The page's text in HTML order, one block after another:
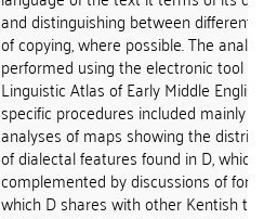
and distinguishing between different
of copying, where possible. The
performed using the electronic tool
Linguistic Atlas of Early Middle English,
specific procedures included mainly
analyses of maps showing the
of dialectal features found in D,
complemented by discussions of
which D shares with other Kentish